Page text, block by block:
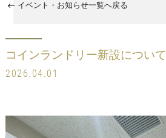
イベント・お知らせ一覧へ戻る
コインランドリー新設について
2026.04.01